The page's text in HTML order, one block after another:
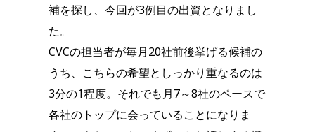
補を探し、今回が3例目の出資となりまし
た。
CVCの担当者が毎月20社前後挙げる候補の
うち、こちらの希望としっかり重なるのは
3分の1程度。それでも月7～8社のペースで
各社のトップに会っていることになりま